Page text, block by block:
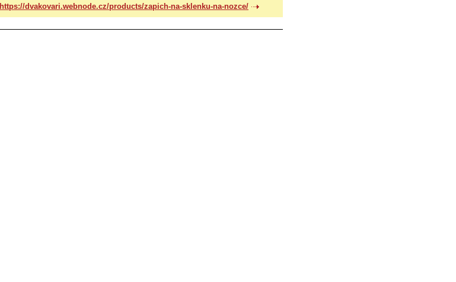
https://dvakovari.webnode.cz/products/zapich-na-sklenku-na-nozce/